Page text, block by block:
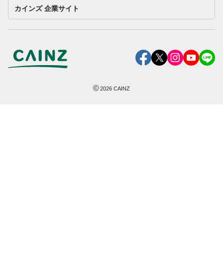
カインズ 企業サイト
©2026 CAINZ